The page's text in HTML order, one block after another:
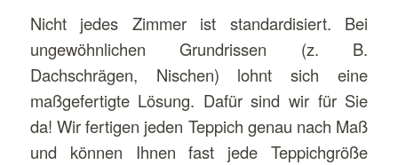
Nicht jedes Zimmer ist standardisiert. Bei
ungewöhnlichen Grundrissen (z. B.
Dachschrägen, Nischen) lohnt sich eine
maßgefertigte Lösung. Dafür sind wir für Sie
da! Wir fertigen jeden Teppich genau nach Maß
und können Ihnen fast jede Teppichgröße